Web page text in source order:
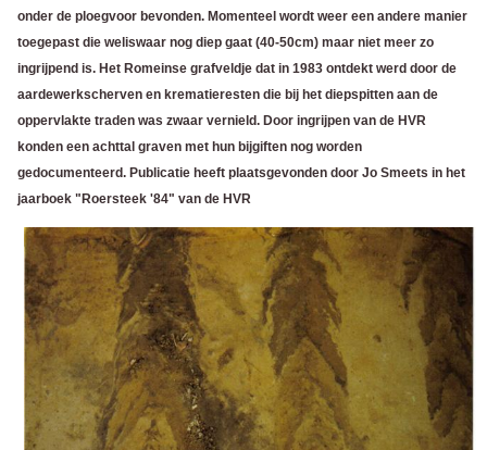
onder de ploegvoor bevonden. Momenteel wordt weer een andere manier
toegepast die weliswaar nog diep gaat (40-50cm) maar niet meer zo
ingrijpend is. Het Romeinse grafveldje dat in 1983 ontdekt werd door de
aardewerkscherven en krematieresten die bij het diepspitten aan de
oppervlakte traden was zwaar vernield. Door ingrijpen van de HVR
konden een achttal graven met hun bijgiften nog worden
gedocumenteerd. Publicatie heeft plaatsgevonden door Jo Smeets in het
jaarboek "Roersteek '84" van de HVR